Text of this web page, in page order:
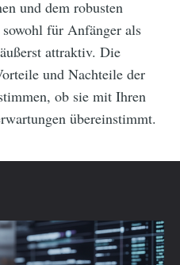
und dem robusten
für Anfänger als
attraktiv. Die
und Nachteile der
ob sie mit Ihren
übereinstimmt.